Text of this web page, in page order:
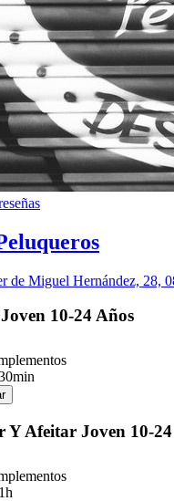
de Miguel Hernández, 28,
10-24 Años
Y Afeitar Joven 10-
1h